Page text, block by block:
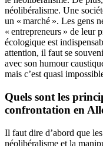
néolibéralisme. Une
un « marché ». Les gens
« entrepreneurs » de leur
écologique est
attention, il faut se
avec son humour
mais c’est quasi
Quels sont les
confrontation en
Il faut dire d’abord que
néolibéralisme et la